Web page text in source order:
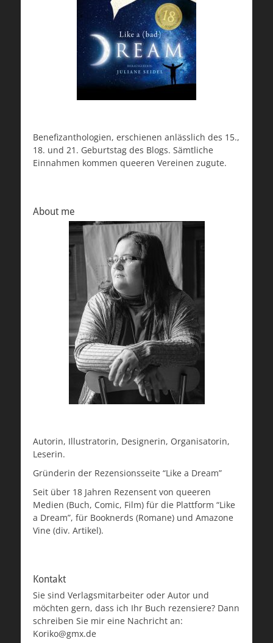
Benefizanthologien, erschienen anlässlich des 15.,
18. und 21. Geburtstag des Blogs. Sämtliche
Einnahmen kommen queeren Vereinen zugute.
About me
Autorin, Illustratorin, Designerin, Organisatorin,
Leserin.
Gründerin der Rezensionsseite “Like a Dream”
Seit über 18 Jahren Rezensent von queeren
Medien (Buch, Comic, Film) für die Plattform “Like
a Dream”, für Booknerds (Romane) und Amazone
Vine (div. Artikel).
Kontakt
Sie sind Verlagsmitarbeiter oder Autor und
möchten gern, dass ich Ihr Buch rezensiere? Dann
schreiben Sie mir eine Nachricht an:
Koriko@gmx.de